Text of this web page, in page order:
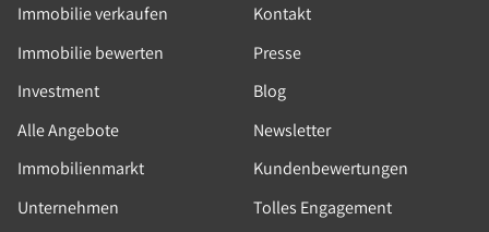
erfolgreich macht
Im Interview mit dem IVD spricht unsere
Werdegang in der Immobilienbranche und ihr
Engagement im IVD Verband. Als Mitinitiatorin
der „REALS“ und der „IVD Associates“ erläutert
sie, warum ein starkes Netzwerk für junge
Immobilie verkaufen
Immobilie bewerten
Investment
Alle Angebote
Immobilienmarkt
Unternehmen
Kontakt
Presse
Blog
Newsletter
Kundenbewertungen
Tolles Engagement